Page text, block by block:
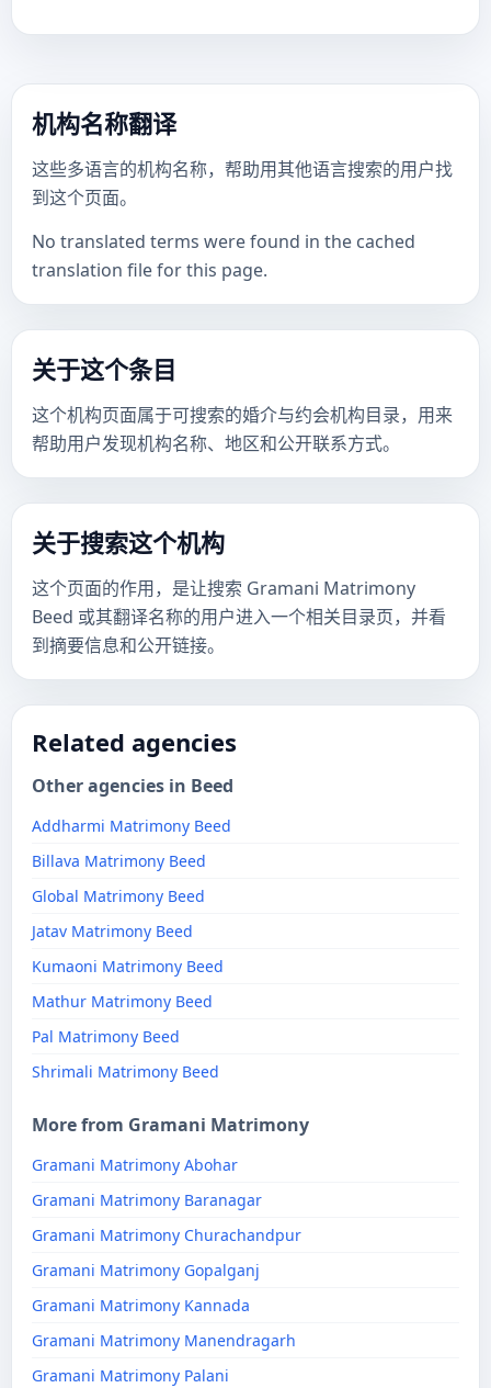
机构名称翻译
这些多语言的机构名称，帮助用其他语言搜索的用户找
到这个页面。
No translated terms were found in the cached
translation file for this page.
关于这个条目
这个机构页面属于可搜索的婚介与约会机构目录，用来
帮助用户发现机构名称、地区和公开联系方式。
关于搜索这个机构
这个页面的作用，是让搜索 Gramani Matrimony
Beed 或其翻译名称的用户进入一个相关目录页，并看
到摘要信息和公开链接。
Related agencies
Other agencies in Beed
Addharmi Matrimony Beed
Billava Matrimony Beed
Global Matrimony Beed
Jatav Matrimony Beed
Kumaoni Matrimony Beed
Mathur Matrimony Beed
Pal Matrimony Beed
Shrimali Matrimony Beed
More from Gramani Matrimony
Gramani Matrimony Abohar
Gramani Matrimony Baranagar
Gramani Matrimony Churachandpur
Gramani Matrimony Gopalganj
Gramani Matrimony Kannada
Gramani Matrimony Manendragarh
Gramani Matrimony Palani